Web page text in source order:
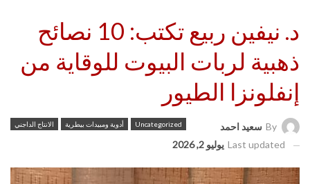
د. نيفين ربيع تكتب: 10 نصائح
ذهبية لربات البيوت للوقاية من
إنفلونزا الطيور
Uncategorized أدوية ومبيدات بيطرية الانتاج الداجني By سعيد احمد
Last updated يوليو 2, 2026